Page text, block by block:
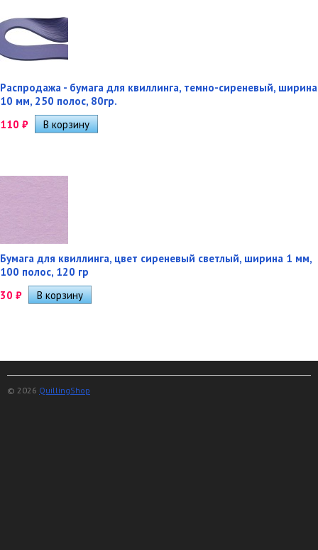
Распродажа - бумага для квиллинга, темно-сиреневый, ширина
10 мм, 250 полос, 80гр.
110 ₽
Бумага для квиллинга, цвет сиреневый светлый, ширина 1 мм,
100 полос, 120 гр
30 ₽
© 2026 QuillingShop